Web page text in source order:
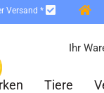
Versand *
Ihr
Tiere